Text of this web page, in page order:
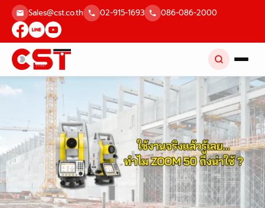
Skip
content
Sales@cst.co.th 02-915-1693 086-086-2000